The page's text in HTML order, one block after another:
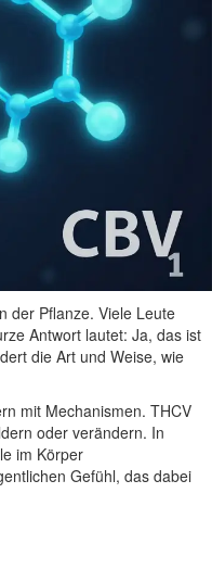
der Pflanze. Viele Leute
Antwort lautet: Ja, das ist
die Art und Weise, wie
mit Mechanismen. THCV
oder verändern. In
im Körper
Gefühl, das dabei